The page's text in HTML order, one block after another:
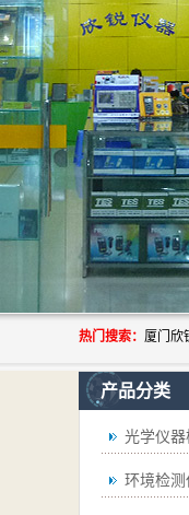
热门搜索：
产品分类
光学仪器
环境检测